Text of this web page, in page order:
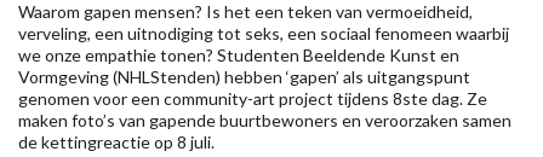
Waarom gapen mensen? Is het een teken van vermoeidheid,
verveling, een uitnodiging tot seks, een sociaal fenomeen waarbij
we onze empathie tonen? Studenten Beeldende Kunst en
Vormgeving (NHLStenden) hebben ‘gapen’ als uitgangspunt
genomen voor een community-art project tijdens 8ste dag. Ze
maken foto’s van gapende buurtbewoners en veroorzaken samen
de kettingreactie op 8 juli.